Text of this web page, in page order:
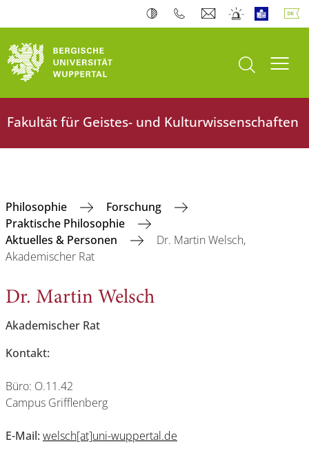
Suche öffnen
Fakultät für Geistes- und Kulturwissenschaften
Philosophie
Forschung
Praktische Philosophie
Aktuelles & Personen
Dr. Martin Welsch,
Akademischer Rat
Dr. Martin Welsch
Akademischer Rat
Kontakt:
Büro: O.11.42
Campus Grifflenberg
E-Mail: welsch[at]uni-wuppertal.de